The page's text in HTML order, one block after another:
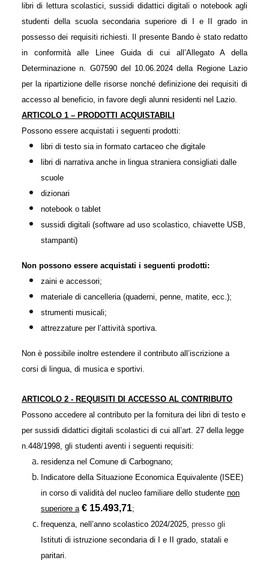
libri di lettura scolastici, sussidi didattici digitali o notebook agli
studenti della scuola secondaria superiore di I e II grado in
possesso dei requisiti richiesti. Il presente Bando è stato redatto
in conformità alle Linee Guida di cui all’Allegato A della
Determinazione n. G07590 del 10.06.2024 della Regione Lazio
per la ripartizione delle risorse nonché definizione dei requisiti di
accesso al beneficio, in favore degli alunni residenti nel Lazio.
ARTICOLO 1 – PRODOTTI ACQUISTABILI
Possono essere acquistati i seguenti prodotti:
libri di testo sia in formato cartaceo che digitale
libri di narrativa anche in lingua straniera consigliati dalle
scuole
dizionari
notebook o tablet
sussidi digitali (software ad uso scolastico, chiavette USB,
stampanti)
Non possono essere acquistati i seguenti prodotti:
zaini e accessori;
materiale di cancelleria (quaderni, penne, matite, ecc.);
strumenti musicali;
attrezzature per l’attività sportiva.
Non è possibile inoltre estendere il contributo all’iscrizione a
corsi di lingua, di musica e sportivi.
ARTICOLO 2 - REQUISITI DI ACCESSO AL CONTRIBUTO
Possono accedere al contributo per la fornitura dei libri di testo e
per sussidi didattici digitali scolastici di cui all’art. 27 della legge
n.448/1998, gli studenti aventi i seguenti requisiti:
residenza nel Comune di Carbognano;
Indicatore della Situazione Economica Equivalente (ISEE)
in corso di validità del nucleo familiare dello studente non
superiore a € 15.493,71;
frequenza, nell’anno scolastico 2024/2025, presso gli
Istituti di istruzione secondaria di I e II grado, statali e
paritari.